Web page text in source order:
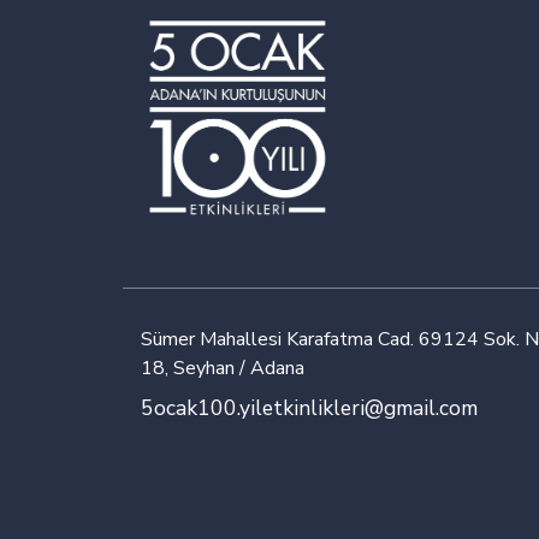
Sümer Mahallesi Karafatma Cad. 69124 Sok.
18, Seyhan / Adana
5ocak100.yiletkinlikleri@gmail.com